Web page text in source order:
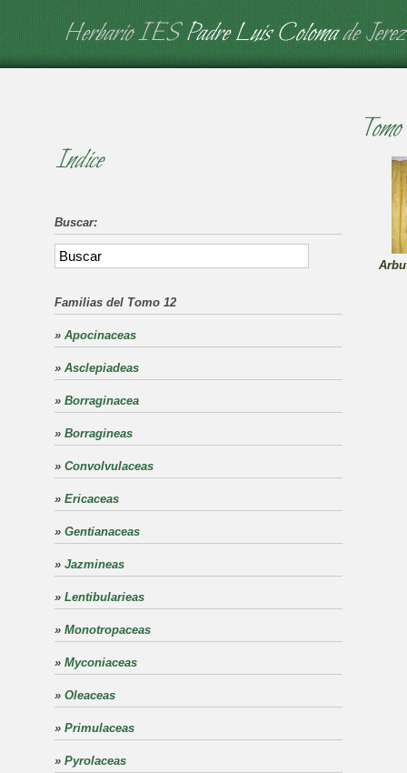
Herbario IES Padre Luis Colomade Jerez
Indice
Buscar:
Familias del Tomo 12
» Apocinaceas
» Asclepiadeas
» Borraginacea
» Borragineas
» Convolvulaceas
» Ericaceas
» Gentianaceas
» Jazmineas
» Lentibularieas
» Monotropaceas
» Myconiaceas
» Oleaceas
» Primulaceas
» Pyrolaceas